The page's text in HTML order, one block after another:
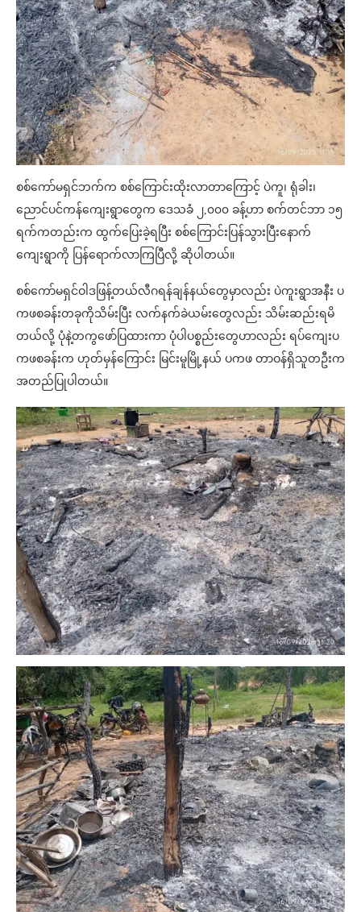
စစ်ကော်မရှင်ဘက်က စစ်ကြောင်းထိုးလာတာကြောင့် ပဲကူ၊ ရုံခါး၊
ညောင်ပင်ကန်ကျေးရွာတွေက ဒေသခံ ၂,၀၀၀ ခန့်ဟာ စက်တင်ဘာ ၁၅
ရက်ကတည်းက ထွက်ပြေးခဲ့ရပြီး စစ်ကြောင်းပြန်သွားပြီးနောက်
ကျေးရွာကို ပြန်ရောက်လာကြပြီလို့ ဆိုပါတယ်။
စစ်ကော်မရှင်ဝါဒဖြန့်တယ်လီဂရန်ချန်နယ်တွေမှာလည်း ပဲကူးရွာအနီး ပ
ကဖစခန်းတခုကိုသိမ်းပြီး လက်နက်ခဲယမ်းတွေလည်း သိမ်းဆည်းရမိ
တယ်လို့ ပုံနဲ့တကွဖော်ပြထားကာ ပုံပါပစ္စည်းတွေဟာလည်း ရပ်ကျေးပ
ကဖစခန်းက ဟုတ်မှန်ကြောင်း မြင်းမူမြို့နယ် ပကဖ တာဝန်ရှိသူတဦးက
အတည်ပြုပါတယ်။